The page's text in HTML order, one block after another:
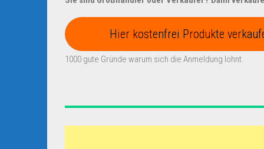
Hier kostenfrei Produkte
1000 gute Gründe warum sich die Anmeldung lohnt.